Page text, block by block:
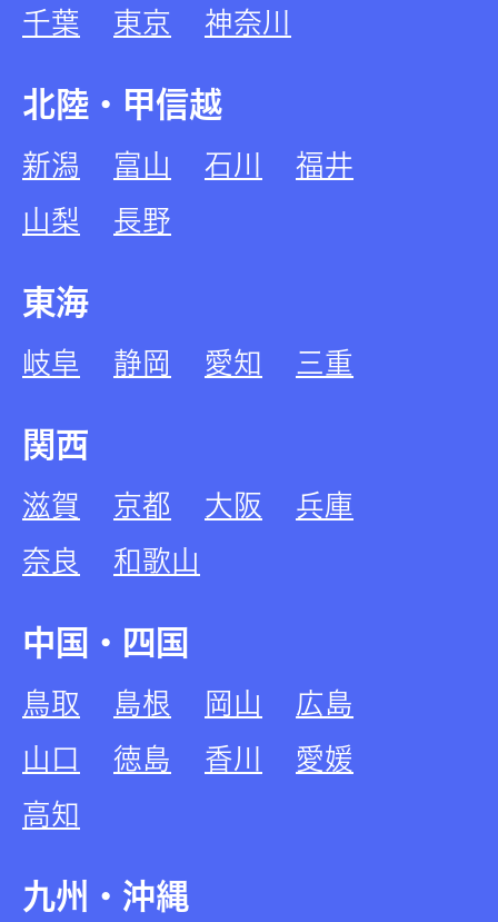
千葉
東京 神奈川
北陸・甲信越
新潟 富山 石川
福井
山梨
長野
東海
岐阜 静岡 愛知 三重
関西
滋賀 京都 大阪
兵庫
奈良
和歌山
中国・四国
鳥取 島根 岡山
広島
山口
徳島 香川
愛媛
高知
九州・沖縄